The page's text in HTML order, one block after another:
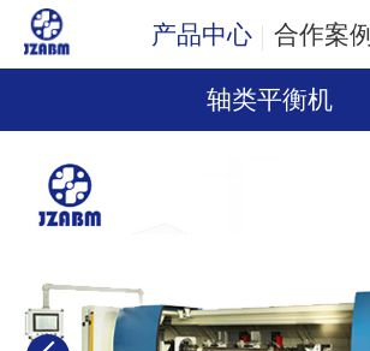
产品中心 合作案例
轴类平衡机